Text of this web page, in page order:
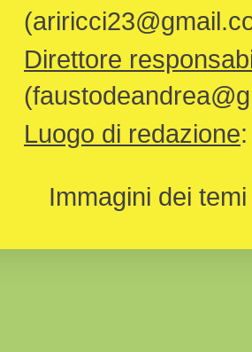
Direttore
Luogo di redazione
Immagini dei